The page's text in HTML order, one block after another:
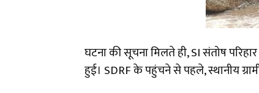
​घटना की सूचना मिलते ही, SI संतोष
हुई। SDRF के पहुंचने से पहले, स्थानीय